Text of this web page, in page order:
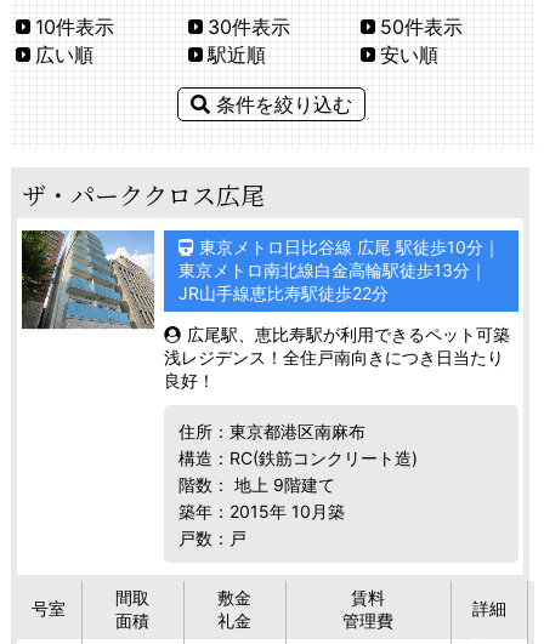
10件表示 30件表示
50件表示
広い順
駅近順 安い順
条件を絞り込む
ザ・パーククロス広尾
東京メトロ日比谷線 広尾 駅徒歩10分｜
東京メトロ南北線白金高輪駅徒歩13分｜
JR山手線恵比寿駅徒歩22分
広尾駅、恵比寿駅が利用できるペット可築
浅レジデンス！全住戸南向きにつき日当たり
良好！
住所：東京都港区南麻布
構造：RC(鉄筋コンクリート造)
階数： 地上 9階建て
築年：2015年 10月築
戸数：戸
号室
間取
面積
敷金
礼金
賃料
管理費
詳細